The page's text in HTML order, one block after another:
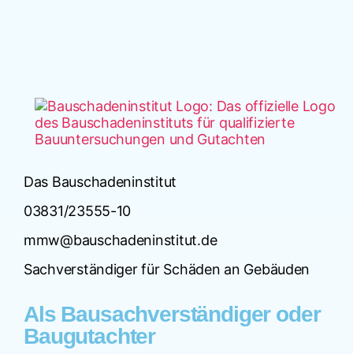
Das Bauschadeninstitut
03831/23555-10
mmw@bauschadeninstitut.de
Sachverständiger für Schäden an Gebäuden
Als Bausachverständiger oder
Baugutachter